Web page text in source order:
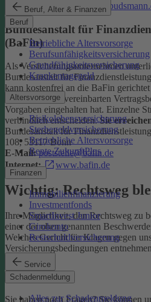
Beruf, Alter & Finanzen
Beruf
Betriebliche Altersvorsorge
Berufsunfähigkeitsversicherung
Grundfähigkeitsversicherung
Krankentagegeld
Altersvorsorge
Risikolebensversicherung
Sterbegeldversicherung
Betriebliche Altersvorsorge
Rente ZukunftPlus
Finanzen
Immobilienfinanzierung
Investmentfonds
SmartInvest Junior
Girokonto
Restschuldversicherung
Service
Schadenmeldung
Alles zur Schadenmeldung
Internet:
www.pkv-
Bundesanstalt für
(BaFin)
Als Versicherungsunternehmen
Bundesanstalt für
kann kostenfrei an die BaFin
Versicherer die vereinbarten
Vorgaben eingehalten hat. Einzelne
verbindlich entscheiden.Sie
Bundesanstalt für
108, 53117 Bonn
E-Mail: poststelle@bafin.de
Internet:
www.bafin.de
Wichtig: Rechtsweg
Ihre Möglichkeit, den Rechtsweg zu
einer der oben genannten
Welches Gericht für Klagen gegen
Versicherungsbedingungen
Kontakt
Sie haben noch Fragen? Sie können